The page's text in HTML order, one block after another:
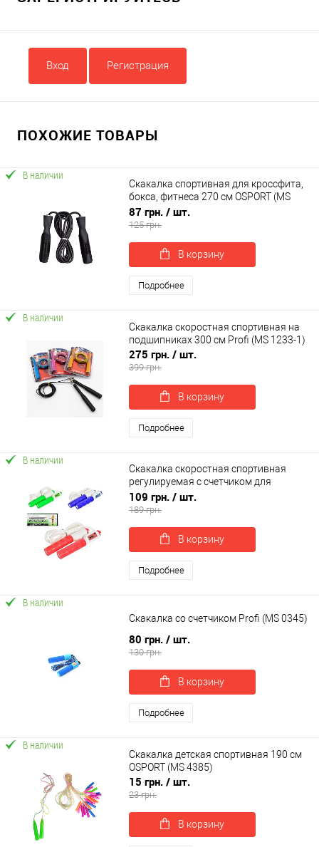
Вход Регистрация
ПОХОЖИЕ ТОВАРЫ
В наличии
Скакалка спортивная для кроссфита,
бокса, фитнеса 270 см OSPORT (MS
0190)
87 грн. / шт.
125 грн.
В корзину
Подробнее
В наличии
Скакалка скоростная спортивная на
подшипниках 300 см Profi (MS 1233-1)
275 грн. / шт.
399 грн.
В корзину
Подробнее
В наличии
Скакалка скоростная спортивная
регулируемая с счетчиком для
кроссфита, бокса, фитнеса 270 см
OSPORT (MS 3316)
109 грн. / шт.
189 грн.
В корзину
Подробнее
В наличии
Скакалка со счетчиком Profi (MS 0345)
80 грн. / шт.
130 грн.
В корзину
Подробнее
В наличии
Скакалка детская спортивная 190 см
OSPORT (MS 4385)
15 грн. / шт.
23 грн.
В корзину